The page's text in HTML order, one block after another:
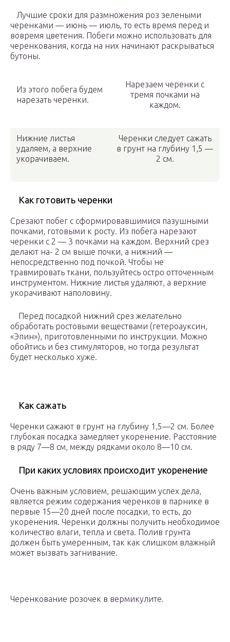
Лучшие сроки для размножения роз зелеными
черенками — июнь — июль, то есть время перед и
вовремя цветения. Побеги можно использовать для
черенкования, когда на них начинают раскрываться
бутоны.
Из этого побега будем
нарезать черенки.
Нарезаем черенки с
тремя почками на
каждом.
Нижние листья
удаляем, а верхние
укорачиваем.
Черенки следует сажать
в грунт на глубину 1,5 —
2 см.
Как готовить черенки
Срезают побег с сформировавшимися пазушными
почками, готовыми к росту. Из побега нарезают
черенки с 2 — 3 почками на каждом. Верхний срез
делают на- 2 см выше почки, а нижний —
непосредственно под почкой. Чтобы не
травмировать ткани, пользуйтесь остро отточенным
инструментом. Нижние листья удаляют, а верхние
укорачивают наполовину.
Перед посадкой нижний срез желательно
обработать ростовыми веществами (гетероауксин,
«Эпин»), приготовленными по инструкции. Можно
обойтись и без стимуляторов, но тогда результат
будет несколько хуже.
Как сажать
Черенки сажают в грунт на глубину 1,5—2 см. Более
глубокая посадка замедляет укоренение. Расстояние
в ряду 7—8 см, между рядками около 8—10 см.
При каких условиях происходит укоренение
Очень важным условием, решающим успех дела,
является режим содержания черенков в парнике в
первые 15—20 дней после посадки, то есть, до
укоренения. Черенки должны получить необходимое
количество влаги, тепла и света. Полив грунта
должен быть умеренным, так как слишком влажный
может вызвать загнивание.
Черенкование розочек в вермикулите.